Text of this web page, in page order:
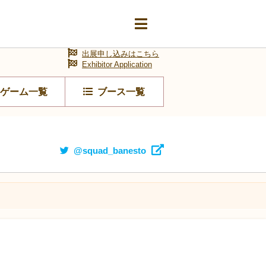
ゲーム一覧 ブース一覧
出展申し込みはこちら
Exhibitor Application
@squad_banesto